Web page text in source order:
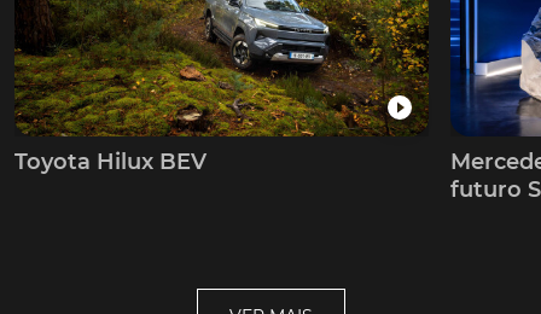
Toyota Hilux BEV
futuro